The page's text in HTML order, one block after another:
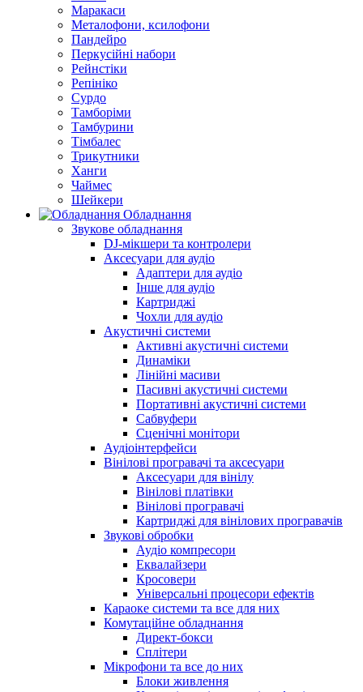
Маракаси
Металофони, ксилофони
Пандейро
Перкусійні набори
Рейнстіки
Репініко
Сурдо
Тамборіми
Тамбурини
Тімбалес
Трикутники
Ханги
Чаймес
Шейкери
Обладнання
Звукове обладнання
DJ-мікшери та контролери
Аксесуари для аудіо
Адаптери для аудіо
Інше для аудіо
Картриджі
Чохли для аудіо
Акустичні системи
Активні акустичні системи
Динаміки
Лінійні масиви
Пасивні акустичні системи
Портативні акустичні системи
Сабвуфери
Сценічні монітори
Аудіоінтерфейси
Вінілові програвачі та аксесуари
Аксесуари для вінілу
Вінілові платівки
Вінілові програвачі
Картриджі для вінілових програвачів
Звукові обробки
Аудіо компресори
Еквалайзери
Кросовери
Універсальні процесори ефектів
Караоке системи та все для них
Комутаційне обладнання
Директ-бокси
Сплітери
Мікрофони та все до них
Блоки живлення